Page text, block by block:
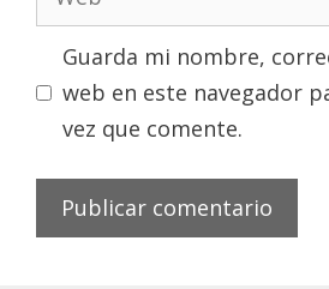
Guarda mi nombre,
web en este navegador
vez que comente.